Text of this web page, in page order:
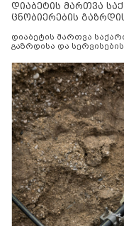
დიაბეტის მართვა
ცნობიერების
დიაბეტის მართვა
გაზრდისა და